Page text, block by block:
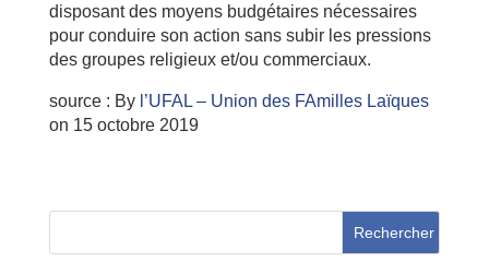
disposant des moyens budgétaires nécessaires
pour conduire son action sans subir les pressions
des groupes religieux et/ou commerciaux.
source : By l’UFAL – Union des FAmilles Laïques
on 15 octobre 2019